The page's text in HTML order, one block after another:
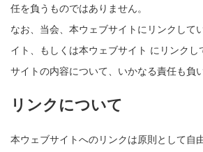
任を負うものではありません。
なお、当会、本ウェブサイトにリンクして
イト、もしくは本ウェブサイト にリンク
サイトの内容について、いかなる責任も負
リンクについて
本ウェブサイトへのリンクは原則として自由